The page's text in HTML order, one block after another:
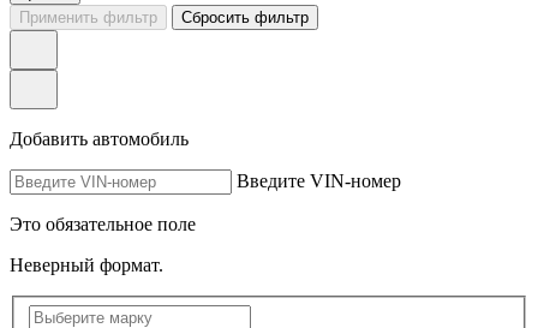
Применить фильтр
Сбросить фильтр
Добавить автомобиль
Введите VIN-номер
Это обязательное поле
Неверный формат.